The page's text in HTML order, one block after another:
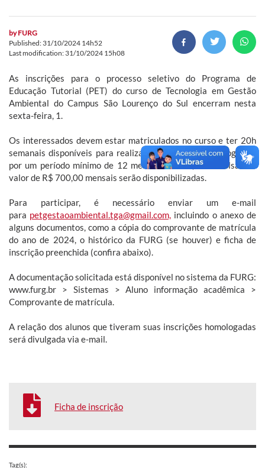
byFURG
Published: 31/10/2024 14h52
Last modification: 31/10/2024 15h08
As inscrições para o processo seletivo do Programa de
Educação Tutorial (PET) do curso de Tecnologia em Gestão
Ambiental do Campus São Lourenço do Sul encerram nesta
sexta-feira, 1.
Os interessados devem estar matriculados no curso e ter 20h
semanais disponíveis para realizar as atividades do programa
por um período mínimo de 12 meses. Ao todo, duas bolsas no
valor de R$ 700,00 mensais serão disponibilizadas.
Para participar, é necessário enviar um e-mail
para petgestaoambiental.tga@gmail.com, incluindo o anexo de
alguns documentos , como a cópia do comprovante de matrícula
do ano de 2024, o histórico da FURG (se houver) e ficha de
inscrição preenchida (confira abaixo).
A documentação solicitada está disponível no sistema da FURG:
www.furg.br > Sistemas > Aluno informação acadêmica >
Comprovante de matrícula.
A relação dos alunos que tiveram suas inscrições homologadas
será divulgada via e-mail.
Ficha de inscrição
Tag(s):